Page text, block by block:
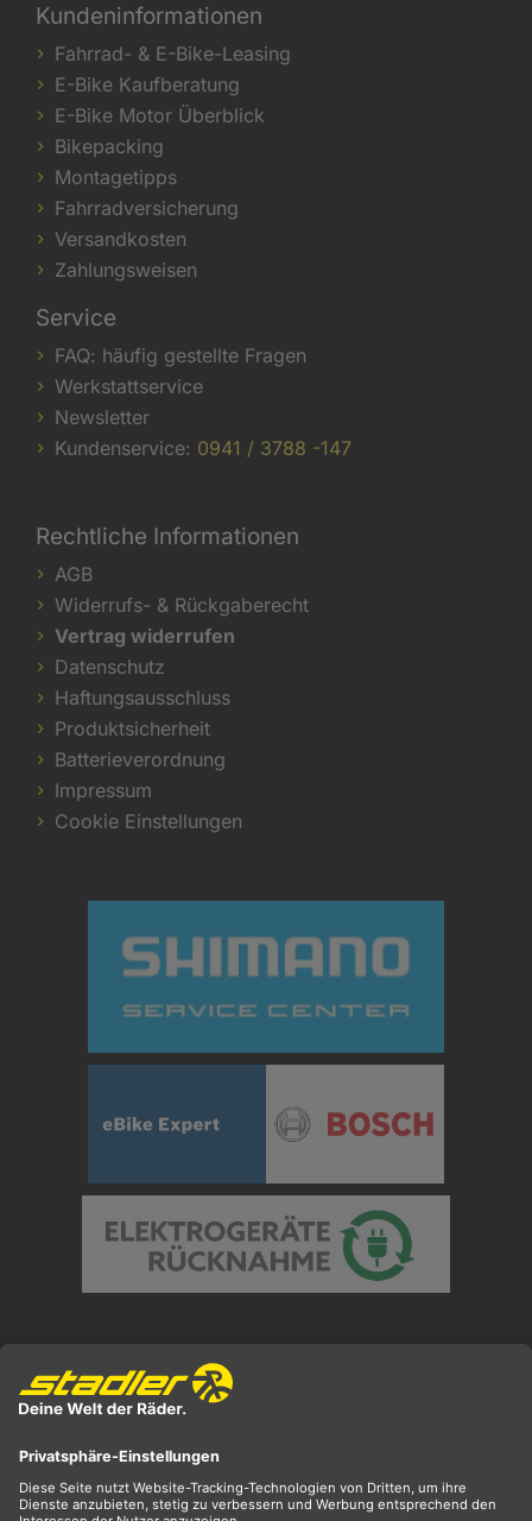
Kundeninformationen
Fahrrad- & E-Bike-Leasing
E-Bike Kaufberatung
E-Bike Motor Überblick
Bikepacking
Montagetipps
Fahrradversicherung
Versandkosten
Zahlungsweisen
Service
FAQ: häufig gestellte Fragen
Werkstattservice
Newsletter
Kundenservice: 0941 / 3788 -147
Rechtliche Informationen
AGB
Widerrufs- & Rückgaberecht
Vertrag widerrufen
Datenschutz
Haftungsausschluss
Produktsicherheit
Batterieverordnung
Impressum
Cookie Einstellungen